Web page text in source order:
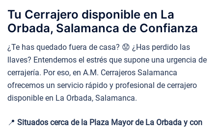
Tu Cerrajero disponible en La
Orbada, Salamanca de Confianza
¿Te has quedado fuera de casa? 😟 ¿Has perdido las
llaves? Entendemos el estrés que supone una urgencia de
cerrajería. Por eso, en A.M. Cerrajeros Salamanca
ofrecemos un servicio rápido y profesional de cerrajero
disponible en La Orbada, Salamanca.
📍 Situados cerca de la Plaza Mayor de La Orbada y con